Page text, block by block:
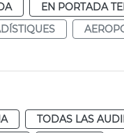
EN PORTADA
TODAS LAS